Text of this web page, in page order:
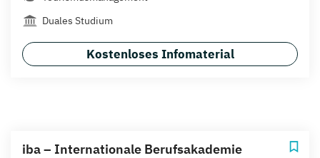
Duales Studium
Kostenloses Infomaterial
iba – Internationale Berufsakademie